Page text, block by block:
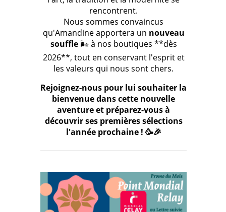
rencontrent.
Nous sommes convaincus
qu'Amandine apportera un nouveau
souffle🌬️ à nos boutiques **dès
2026**, tout en conservant l'esprit et
les valeurs qui nous sont chers.
Rejoignez-nous pour lui souhaiter la
bienvenue dans cette nouvelle
aventure et préparez-vous à
découvrir ses premières sélections
l'année prochaine ! 🥳🎉